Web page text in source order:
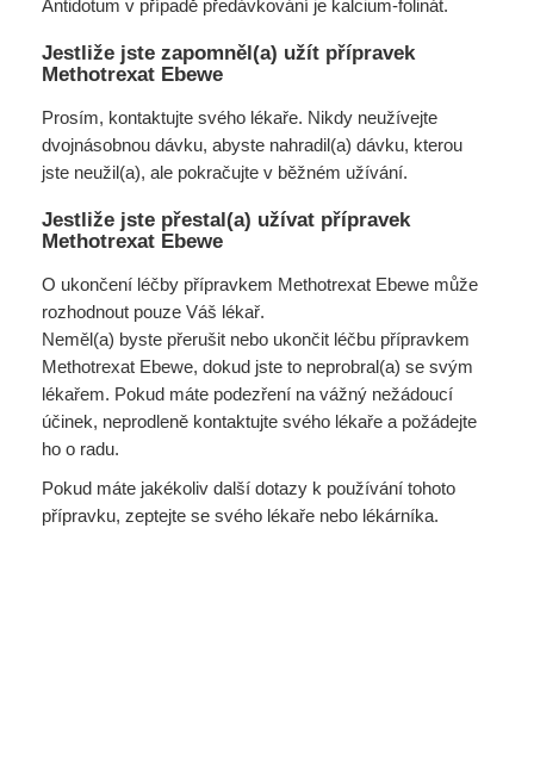
Antidotum v případě předávkování je kalcium-folinát.
Jestliže jste zapomněl(a) užít přípravek
Methotrexat Ebewe
Prosím, kontaktujte svého lékaře. Nikdy neužívejte
dvojnásobnou dávku, abyste nahradil(a) dávku, kterou
jste neužil(a), ale pokračujte v běžném užívání.
Jestliže jste přestal(a) užívat přípravek
Methotrexat Ebewe
O ukončení léčby přípravkem Methotrexat Ebewe může
rozhodnout pouze Váš lékař.
Neměl(a) byste přerušit nebo ukončit léčbu přípravkem
Methotrexat Ebewe, dokud jste to neprobral(a) se svým
lékařem. Pokud máte podezření na vážný nežádoucí
účinek, neprodleně kontaktujte svého lékaře a požádejte
ho o radu.
Pokud máte jakékoliv další dotazy k používání tohoto
přípravku, zeptejte se svého lékaře nebo lékárníka.